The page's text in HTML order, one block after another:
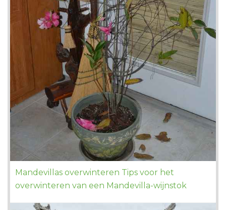
Mandevillas overwinteren Tips voor het
overwinteren van een Mandevilla-wijnstok